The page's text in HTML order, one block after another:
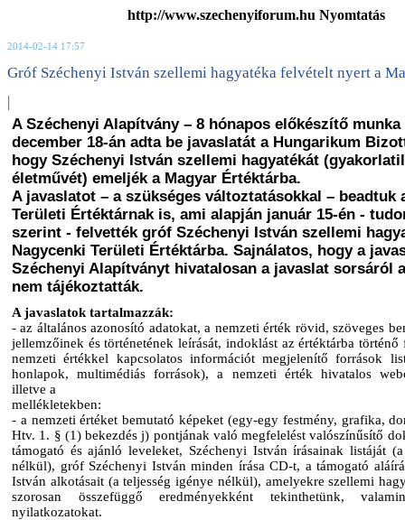
http://www.szechenyiforum.hu Nyomtatás
2014-02-14 17:57
Gróf Széchenyi István szellemi hagyatéka felvételt nyert a
|
A Széchenyi Alapítvány – 8 hónapos előkészítő munka
december 18-án adta be javaslatát a Hungarikum
hogy Széchenyi István szellemi hagyatékát
életművét) emeljék a Magyar Értéktárba.
A javaslatot – a szükséges változtatásokkal – beadtuk
Területi Értéktárnak is, ami alapján január 15-én -
szerint - felvették gróf Széchenyi István szellemi
Nagycenki Területi Értéktárba. Sajnálatos, hogy a
Széchenyi Alapítványt hivatalosan a javaslat sorsáról
nem tájékoztatták.
A javaslatok tartalmazzák:
- az általános azonosító adatokat, a nemzeti érték rövid, szöveges
jellemzőinek és történetének leírását, indoklást az értéktárba
nemzeti értékkel kapcsolatos információt megjelenítő források
honlapok, multimédiás források), a nemzeti érték hivatalos
illetve a
mellékletekben:
- a nemzeti értéket bemutató képeket (egy-egy festmény, grafika,
Htv. 1. § (1) bekezdés j) pontjának való megfelelést valószínűsítő
támogató és ajánló leveleket, Széchenyi István írásainak listáját
nélkül), gróf Széchenyi István minden írása CD-t, a támogató
István alkotásait (a teljesség igénye nélkül), amelyekre szellemi
szorosan összefüggő eredményekként tekinthetünk,
nyilatkozatokat.